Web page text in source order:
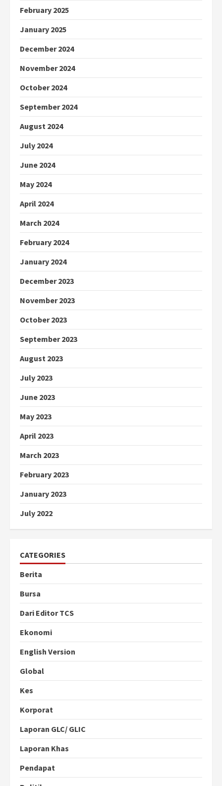
February 2025
January 2025
December 2024
November 2024
October 2024
September 2024
August 2024
July 2024
June 2024
May 2024
April 2024
March 2024
February 2024
January 2024
December 2023
November 2023
October 2023
September 2023
August 2023
July 2023
June 2023
May 2023
April 2023
March 2023
February 2023
January 2023
July 2022
CATEGORIES
Berita
Bursa
Dari Editor TCS
Ekonomi
English Version
Global
Kes
Korporat
Laporan GLC/ GLIC
Laporan Khas
Pendapat